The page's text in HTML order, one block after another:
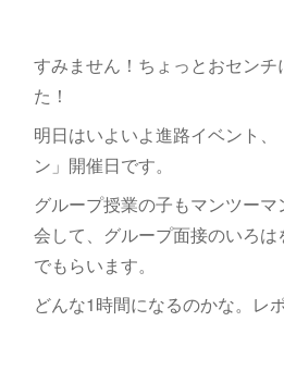
すみません！ちょっとおセンチ
た！
明日はいよいよ進路イベント
ン」開催日です。
グループ授業の子もマンツー
会して、グループ面接のいろ
でもらいます。
どんな1時間になるのかな。レ